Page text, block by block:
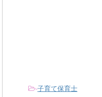
-子育て保育士